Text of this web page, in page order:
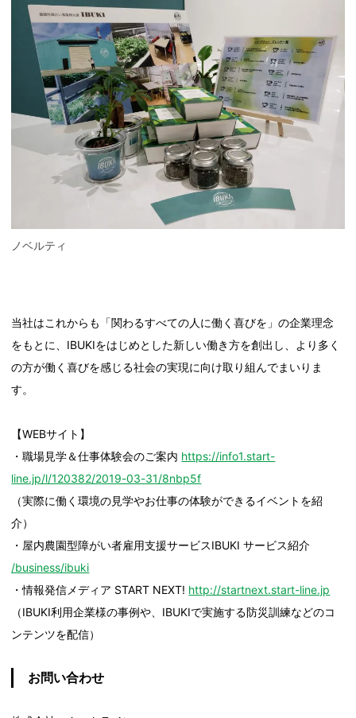
ノベルティ
当社はこれからも「関わるすべての人に働く喜びを」の企業理念
をもとに、IBUKIをはじめとした新しい働き方を創出し、より多く
の方が働く喜びを感じる社会の実現に向け取り組んでまいりま
す。
【WEBサイト】
・職場見学＆仕事体験会のご案内 https://info1.start-
line.jp/l/120382/2019-03-31/8nbp5f
（実際に働く環境の見学やお仕事の体験ができるイベントを紹
介）
・屋内農園型障がい者雇用支援サービスIBUKI サービス紹介
/business/ibuki
・情報発信メディア START NEXT! http://startnext.start-line.jp
（IBUKI利用企業様の事例や、IBUKIで実施する防災訓練などのコ
ンテンツを配信）
お問い合わせ